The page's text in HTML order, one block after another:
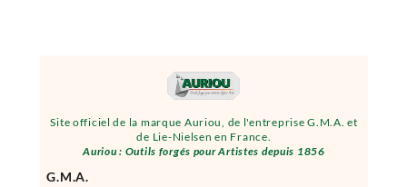
Site officiel de la marque Auriou, de l'entreprise G.M.A. et
de Lie-Nielsen en France.
Auriou : Outils forgés pour Artistes depuis 1856
G.M.A.